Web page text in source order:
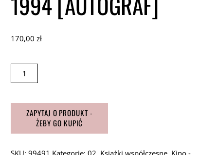
170,00zł
Zbigniew
Ośrodek
badań
twórczości
SKU:99491 Kategorie:02. Książki współczesne, Kino -